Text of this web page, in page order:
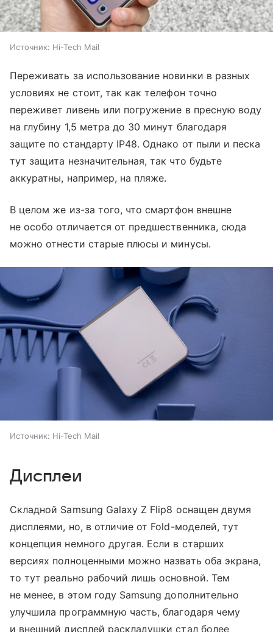
Источник: Hi-Tech Mail
Переживать за использование новинки в разных
условиях не стоит, так как телефон точно
переживет ливень или погружение в пресную воду
на глубину 1,5 метра до 30 минут благодаря
защите по стандарту IP48. Однако от пыли и песка
тут защита незначительная, так что будьте
аккуратны, например, на пляже.
В целом же из-за того, что смартфон внешне
не особо отличается от предшественника, сюда
можно отнести старые плюсы и минусы.
Источник: Hi-Tech Mail
Дисплеи
Складной Samsung Galaxy Z Flip8 оснащен двумя
дисплеями, но, в отличие от Fold-моделей, тут
концепция немного другая. Если в старших
версиях полноценными можно назвать оба экрана,
то тут реально рабочий лишь основной. Тем
не менее, в этом году Samsung дополнительно
улучшила программную часть, благодаря чему
и внешний дисплей раскладушки стал более